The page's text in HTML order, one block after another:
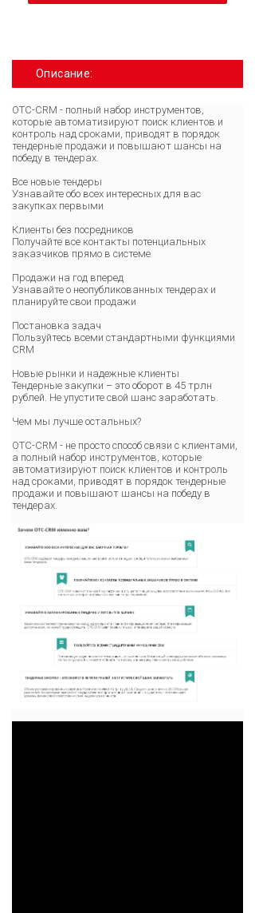
Описание:
OTC-CRM - полный набор инструментов,
которые автоматизируют поиск клиентов и
контроль над сроками, приводят в порядок
тендерные продажи и повышают шансы на
победу в тендерах.
Все новые тендеры
Узнавайте обо всех интересных для вас
закупках первыми
Клиенты без посредников
Получайте все контакты потенциальных
заказчиков прямо в системе
Продажи на год вперед
Узнавайте о неопубликованных тендерах и
планируйте свои продажи
Постановка задач
Пользуйтесь всеми стандартными функциями
CRM
Новые рынки и надежные клиенты
Тендерные закупки – это оборот в 45 трлн
рублей. Не упустите свой шанс заработать.
Чем мы лучше остальных?
OTC-CRM - не просто способ связи с клиентами,
а полный набор инструментов, которые
автоматизируют поиск клиентов и контроль
над сроками, приводят в порядок тендерные
продажи и повышают шансы на победу в
тендерах.